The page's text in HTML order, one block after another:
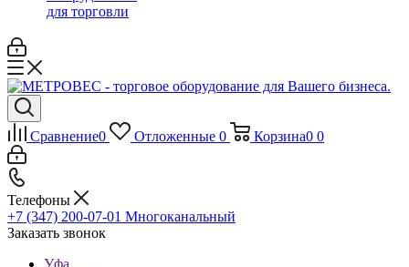
для торговли
Сравнение0 Отложенные 0 Корзина0 0
Телефоны
+7 (347) 200-07-01 Многоканальный
Заказать звонок
Уфа